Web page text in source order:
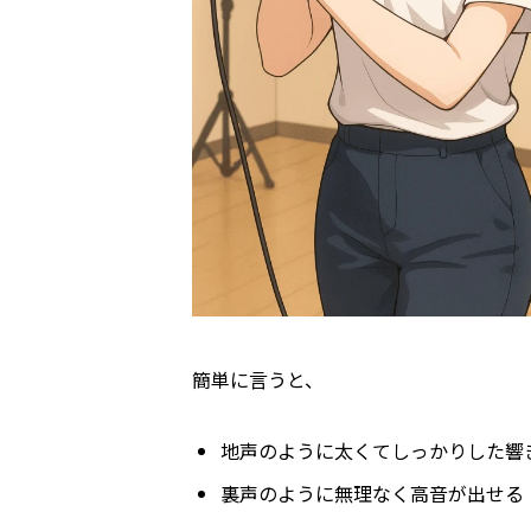
簡単に言うと、
地声のように太くてしっかりした響
裏声のように無理なく高音が出せる